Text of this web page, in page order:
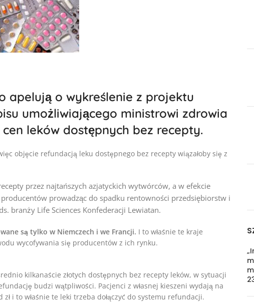
apelują o wykreślenie z projektu
umożliwiającego ministrowi zdrowia
leków dostępnych bez recepty.
objęcie refundacją leku dostępnego bez recepty wiązałoby się z
przez najtańszych azjatyckich wytwórców, a w efekcie
prowadząc do spadku rentowności przedsiębiorstw i
branży Life Sciences Konfederacji Lewiatan.
są tylko w Niemczech i we Francji. I to właśnie te kraje
wycofywania się producentów z ich rynku.
kilkanaście złotych dostępnych bez recepty leków, w sytuacji
budzi wątpliwości. Pacjenci z własnej kieszeni wydają na
i to właśnie te leki trzeba dołączyć do systemu refundacji.